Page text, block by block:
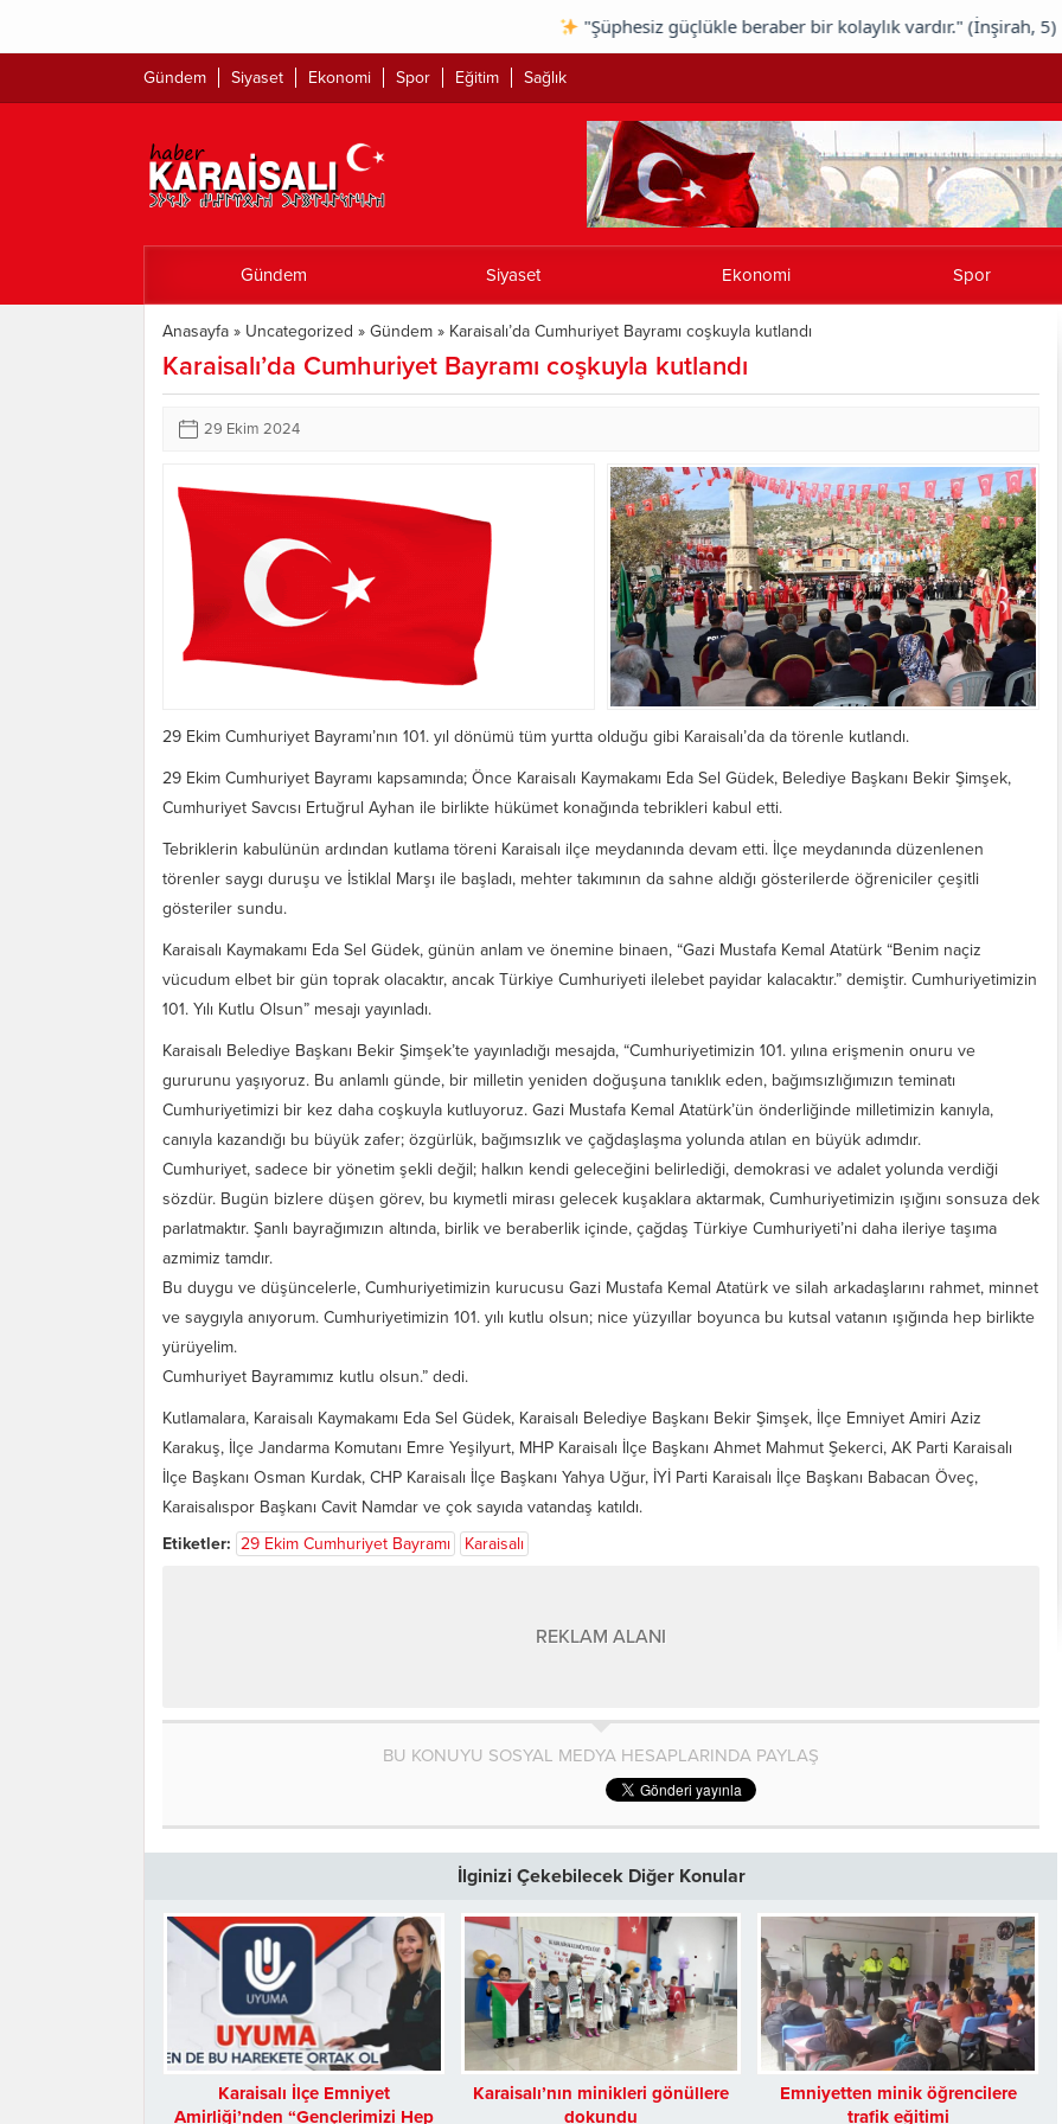
"Şüphesiz güçlükle beraber bir kolaylık vardır." (İnşirah, 5) |
Gündem Siyaset Ekonomi Spor Eğitim Sağlık
Gündem Siyaset Ekonomi Spor
Anasayfa » Uncategorized » Gündem » Karaisalı’da Cumhuriyet Bayramı coşkuyla kutlandı
Karaisalı’da Cumhuriyet Bayramı coşkuyla kutlandı
29 Ekim 2024
29 Ekim Cumhuriyet Bayramı’nın 101. yıl dönümü tüm yurtta olduğu gibi Karaisalı’da da törenle kutlandı.
29 Ekim Cumhuriyet Bayramı kapsamında; Önce Karaisalı Kaymakamı Eda Sel Güdek, Belediye Başkanı Bekir Şimşek,
Cumhuriyet Savcısı Ertuğrul Ayhan ile birlikte hükümet konağında tebrikleri kabul etti.
Tebriklerin kabulünün ardından kutlama töreni Karaisalı ilçe meydanında devam etti. İlçe meydanında düzenlenen
törenler saygı duruşu ve İstiklal Marşı ile başladı, mehter takımının da sahne aldığı gösterilerde öğreniciler çeşitli
gösteriler sundu.
Karaisalı Kaymakamı Eda Sel Güdek, günün anlam ve önemine binaen, “Gazi Mustafa Kemal Atatürk “Benim naçiz
vücudum elbet bir gün toprak olacaktır, ancak Türkiye Cumhuriyeti ilelebet payidar kalacaktır.” demiştir. Cumhuriyetimizin
101. Yılı Kutlu Olsun” mesajı yayınladı.
Karaisalı Belediye Başkanı Bekir Şimşek’te yayınladığı mesajda, “Cumhuriyetimizin 101. yılına erişmenin onuru ve
gururunu yaşıyoruz. Bu anlamlı günde, bir milletin yeniden doğuşuna tanıklık eden, bağımsızlığımızın teminatı
Cumhuriyetimizi bir kez daha coşkuyla kutluyoruz. Gazi Mustafa Kemal Atatürk’ün önderliğinde milletimizin kanıyla,
canıyla kazandığı bu büyük zafer; özgürlük, bağımsızlık ve çağdaşlaşma yolunda atılan en büyük adımdır.
Cumhuriyet, sadece bir yönetim şekli değil; halkın kendi geleceğini belirlediği, demokrasi ve adalet yolunda verdiği
sözdür. Bugün bizlere düşen görev, bu kıymetli mirası gelecek kuşaklara aktarmak, Cumhuriyetimizin ışığını sonsuza dek
parlatmaktır. Şanlı bayrağımızın altında, birlik ve beraberlik içinde, çağdaş Türkiye Cumhuriyeti’ni daha ileriye taşıma
azmimiz tamdır.
Bu duygu ve düşüncelerle, Cumhuriyetimizin kurucusu Gazi Mustafa Kemal Atatürk ve silah arkadaşlarını rahmet, minnet
ve saygıyla anıyorum. Cumhuriyetimizin 101. yılı kutlu olsun; nice yüzyıllar boyunca bu kutsal vatanın ışığında hep birlikte
yürüyelim.
Cumhuriyet Bayramımız kutlu olsun.” dedi.
Kutlamalara, Karaisalı Kaymakamı Eda Sel Güdek, Karaisalı Belediye Başkanı Bekir Şimşek, İlçe Emniyet Amiri Aziz
Karakuş, İlçe Jandarma Komutanı Emre Yeşilyurt, MHP Karaisalı İlçe Başkanı Ahmet Mahmut Şekerci, AK Parti Karaisalı
İlçe Başkanı Osman Kurdak, CHP Karaisalı İlçe Başkanı Yahya Uğur, İYİ Parti Karaisalı İlçe Başkanı Babacan Öveç,
Karaisalıspor Başkanı Cavit Namdar ve çok sayıda vatandaş katıldı.
Etiketler: 29 Ekim Cumhuriyet Bayramı Karaisalı
REKLAM ALANI
BU KONUYU SOSYAL MEDYA HESAPLARINDA PAYLAŞ
İlginizi Çekebilecek Diğer Konular
Karaisalı İlçe Emniyet
Amirliği’nden “Gençlerimizi Hep
Karaisalı’nın minikleri gönüllere
dokundu
Emniyetten minik öğrencilere
trafik eğitimi